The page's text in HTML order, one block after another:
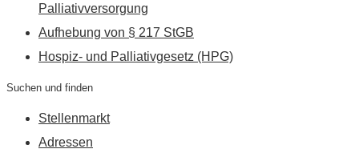
Palliativversorgung
Aufhebung von § 217 StGB
Hospiz- und Palliativgesetz (HPG)
Suchen und finden
Stellenmarkt
Adressen